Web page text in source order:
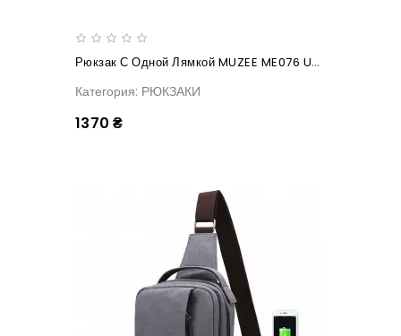
Рюкзак С Одной Лямкой MUZEE ME076 USB-Coffee
Категория: РЮКЗАКИ
1370 ₴